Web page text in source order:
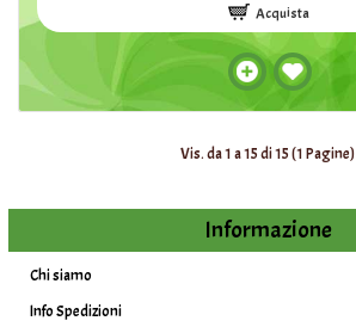
Acquista
Vis. da 1 a 15 di 15 (1 Pagine)
Informazione
Chi siamo
Info Spedizioni